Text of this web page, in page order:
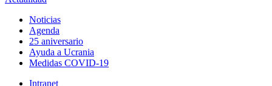
Noticias
Agenda
25 aniversario
Ayuda a Ucrania
Medidas COVID-19
Intranet